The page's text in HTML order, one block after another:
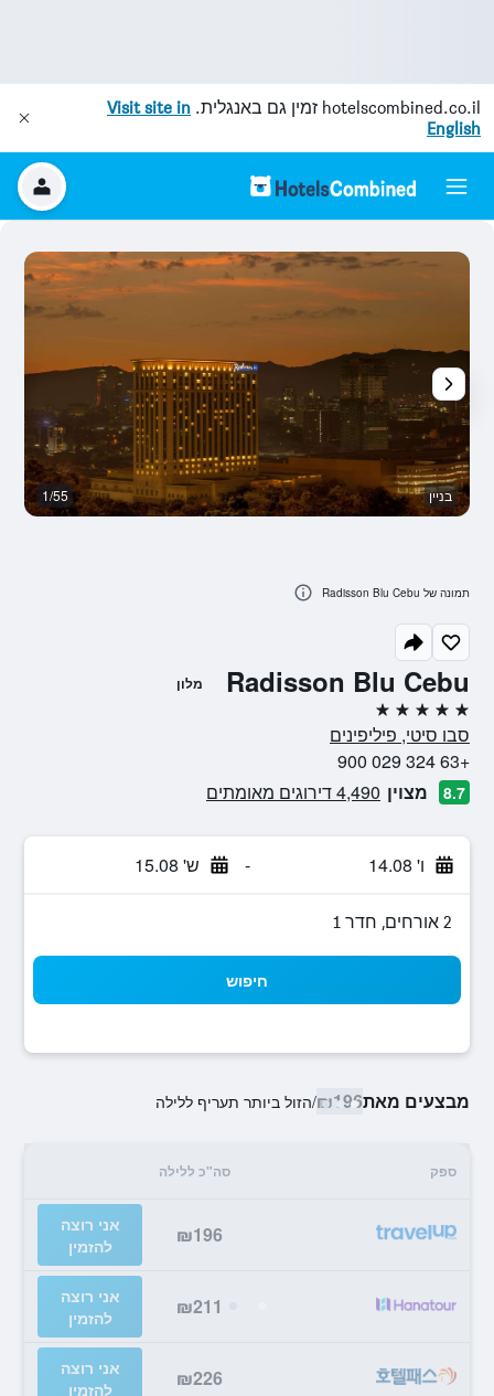
hotelscombined.co.il זמין גם באנגלית. Visit site in
English
Radisson Blu Cebu מלון
5 כוכבים
סבו סיטי, פיליפינים
+63 324 029 900
8.7 מצוין 4,490 דירוגים מאומתים
ו' 14.08 - ש' 15.08
2 אורחים, חדר 1
חיפוש
מבצעים מאת₪196
/הזול ביותר תעריף ללילה
ספק סה"כ ללילה
₪196
אני רוצה
להזמין
₪211
אני רוצה
להזמין
₪226
אני רוצה
להזמין
בניין 1/55
תמונה של Radisson Blu Cebu